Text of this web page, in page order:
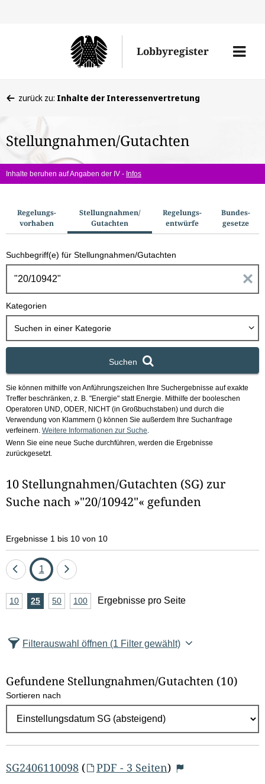
den
Lobbyregister
Menü
befinden
hier:
zurück zu: Inhalte der Interessenvertretung
Stellungnahmen/Gutachten
Inhalte beruhen auf Angaben der IV - Infos
u
c
h
o
Regelungs­
vorhaben
Stellungnahmen/​
Gutachten
Regelungs­
entwürfe
Bundes­
gesetze
Suchbegriff(e) für Stellungnahmen/Gutachten
n
g
a
h
Kategorien
Suchen in einer Kategorie
Suchen
Sie können mithilfe von Anführungszeichen Ihre Suchergebnisse auf exakte
Treffer beschränken, z. B. "Energie" statt Energie. Mithilfe der booleschen
Operatoren UND, ODER, NICHT (in Großbuchstaben) und durch die
Verwendung von Klammern () können Sie außerdem Ihre Suchanfrage
verfeinern. Weitere Informationen zur Suche
Wenn Sie eine neue Suche durchführen, werden die Ergebnisse
zurückgesetzt.
10 Stellungnahmen/Gutachten (SG) zur
Suche nach »"20/10942"« gefunden
Ergebnisse 1 bis 10 von 10
Eine
zurück
Seite
1
Eine
vor
A
z
l
E
g
e
b
10Ergebnisse
25Ergebnisse
50Ergebnisse
100Ergebnisse
Ergebnisse pro Seite
Filterauswahl öffnen (1 Filter gewählt)
Gefundene Stellungnahmen/⁠Gutachten (10)
Sortieren nach
SG2406110098 ( PDF - 3 Seiten)